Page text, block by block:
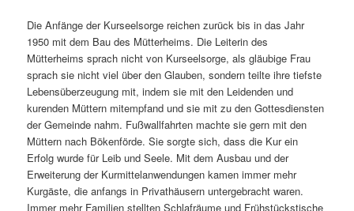
Die Anfänge der Kurseelsorge reichen zurück bis in das Jahr
1950 mit dem Bau des Mütterheims. Die Leiterin des
Mütterheims sprach nicht von Kurseelsorge, als gläubige Frau
sprach sie nicht viel über den Glauben, sondern teilte ihre tiefste
Lebensüberzeugung mit, indem sie mit den Leidenden und
kurenden Müttern mitempfand und sie mit zu den Gottesdiensten
der Gemeinde nahm. Fußwallfahrten machte sie gern mit den
Müttern nach Bökenförde. Sie sorgte sich, dass die Kur ein
Erfolg wurde für Leib und Seele. Mit dem Ausbau und der
Erweiterung der Kurmittelanwendungen kamen immer mehr
Kurgäste, die anfangs in Privathäusern untergebracht waren.
Immer mehr Familien stellten Schlafräume und Frühstückstische